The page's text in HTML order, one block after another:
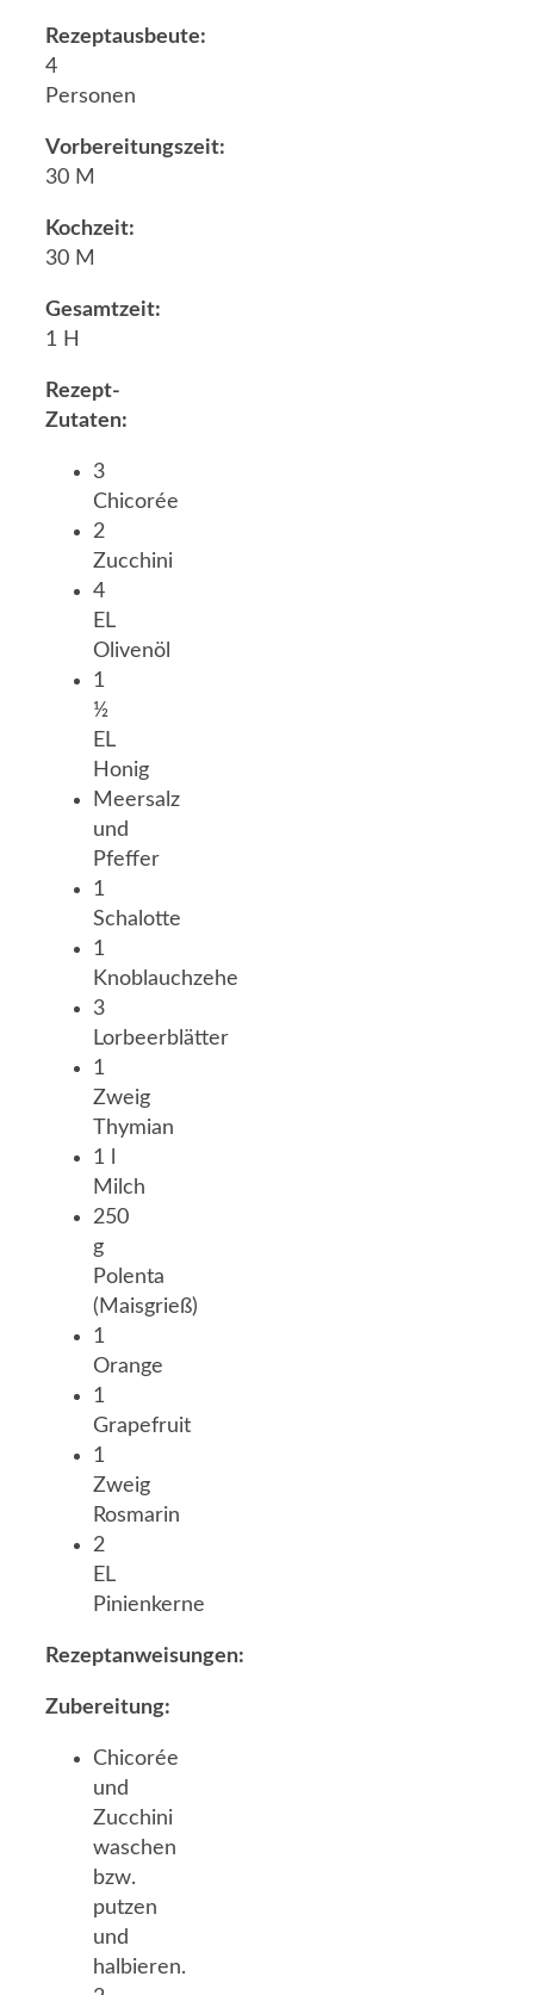
Rezeptausbeute:
4
Personen
Vorbereitungszeit:
30 M
Kochzeit:
30 M
Gesamtzeit:
1 H
Rezept-
Zutaten:
3
Chicorée
2
Zucchini
4
EL
Olivenöl
1
½
EL
Honig
Meersalz
und
Pfeffer
1
Schalotte
1
Knoblauchzehe
3
Lorbeerblätter
1
Zweig
Thymian
1 l
Milch
250
g
Polenta
(Maisgrieß)
1
Orange
1
Grapefruit
1
Zweig
Rosmarin
2
EL
Pinienkerne
Rezeptanweisungen:
Zubereitung:
Chicorée
und
Zucchini
waschen
bzw.
putzen
und
halbieren.